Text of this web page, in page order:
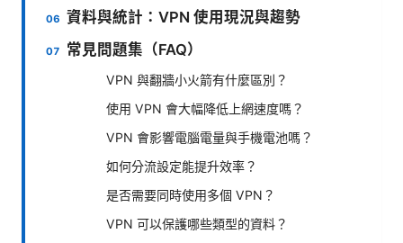
資料與統計：VPN 使用現況與趨勢
常見問題集（FAQ）
VPN 與翻牆小火箭有什麼區別？
使用 VPN 會大幅降低上網速度嗎？
VPN 會影響電腦電量與手機電池嗎？
如何分流設定能提升效率？
是否需要同時使用多個 VPN？
VPN 可以保護哪些類型的資料？